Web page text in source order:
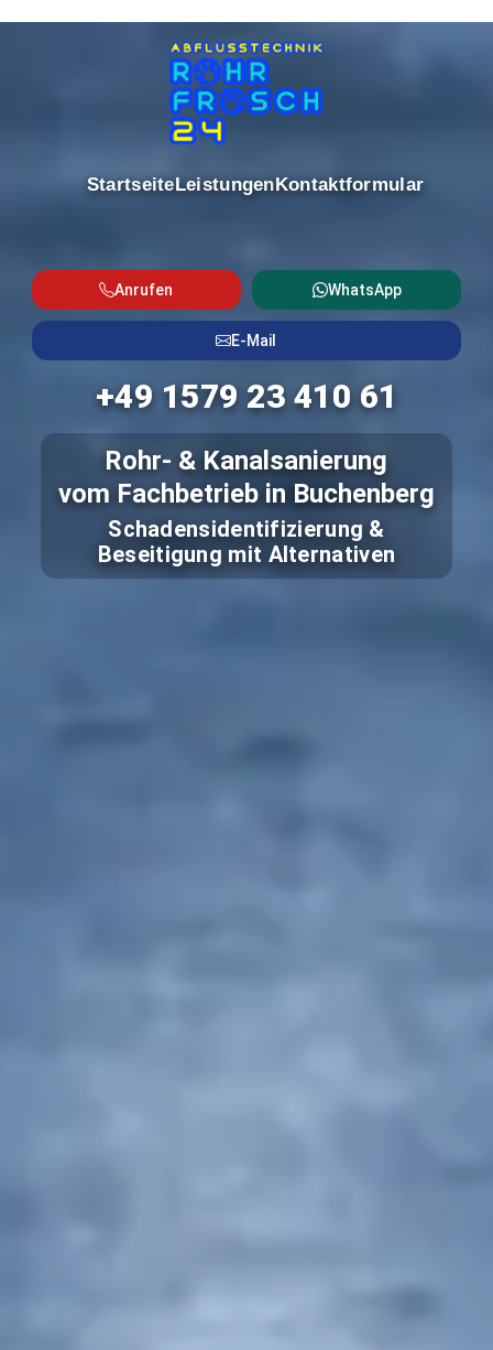
StartseiteLeistungenKontaktformular
Anrufen WhatsApp
E-Mail
+49 1579 23 410 61
Rohr- & Kanalsanierung
vom Fachbetrieb in Buchenberg
Schadensidentifizierung &
Beseitigung mit Alternativen